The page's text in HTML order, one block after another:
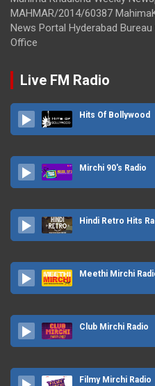
MAHMAR/2014/60387
News Portal Hyderabad
Office
Live FM Radio
Hits Of Bollywood
Mirchi 90's Radio
Hindi Retro Hits
Meethi Mirchi
Club Mirchi Radio
Filmy Mirchi Radio